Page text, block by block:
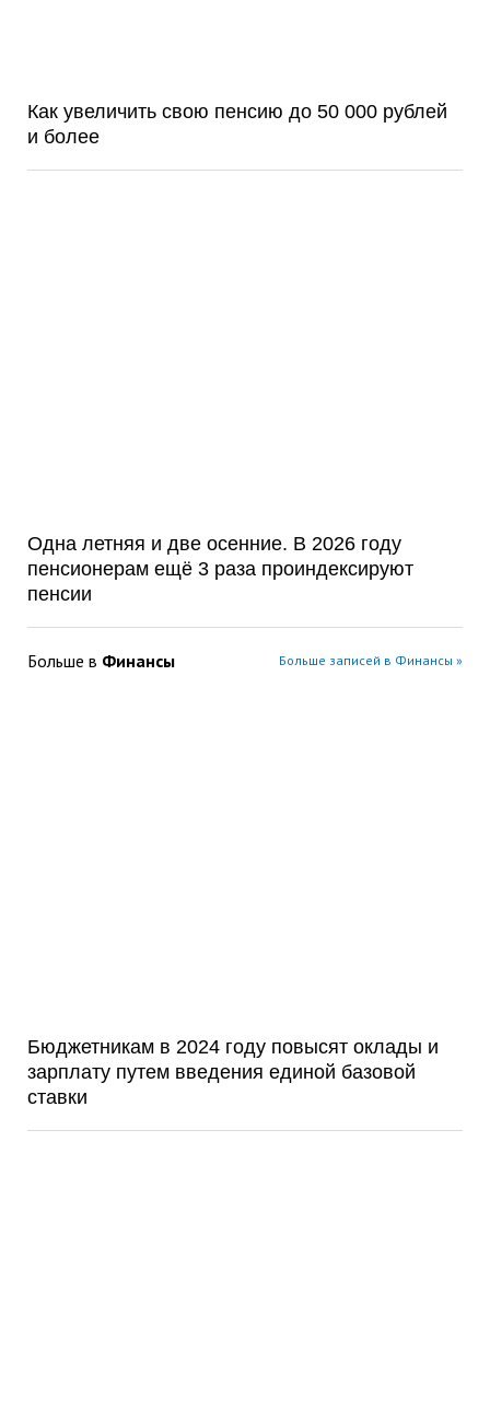
Как увеличить свою пенсию до 50 000 рублей
и более
Одна летняя и две осенние. В 2026 году
пенсионерам ещё 3 раза проиндексируют
пенсии
Больше в Финансы Больше записей в Финансы »
Бюджетникам в 2024 году повысят оклады и
зарплату путем введения единой базовой
ставки